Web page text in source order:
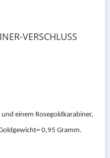
VERSCHLUSS
einem Rosegoldkarabiner,
0,95 Gramm.